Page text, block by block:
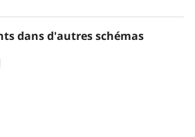
dans d'autres schémas